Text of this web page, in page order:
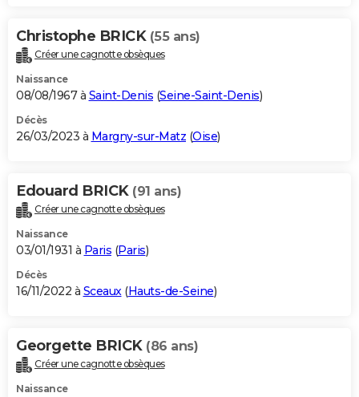
Christophe BRICK (55 ans)
Créer une cagnotte obsèques
Naissance
08/08/1967 à Saint-Denis (Seine-Saint-Denis)
Décès
26/03/2023 à Margny-sur-Matz (Oise)
Edouard BRICK (91 ans)
Créer une cagnotte obsèques
Naissance
03/01/1931 à Paris (Paris)
Décès
16/11/2022 à Sceaux(Hauts-de-Seine)
Georgette BRICK (86 ans)
Créer une cagnotte obsèques
Naissance